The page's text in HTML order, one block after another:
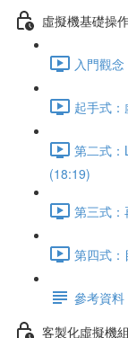
虛擬機基礎操
入門觀
起手式
第二式
(18:19)
第三式
第四式
參考資
客製化虛擬機